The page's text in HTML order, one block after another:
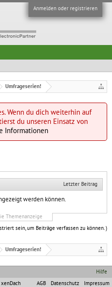
Anmelden oder registrieren
Umfrageserien!
Wenn du dich weiterhin auf
du unseren Einsatz von
Informationen
Letzter Beitrag
werden können.
Themenanzeige
sein, um Beiträge verfassen zu können. )
Umfrageserien!
Hilfe
AGB
Datenschutz Impressum